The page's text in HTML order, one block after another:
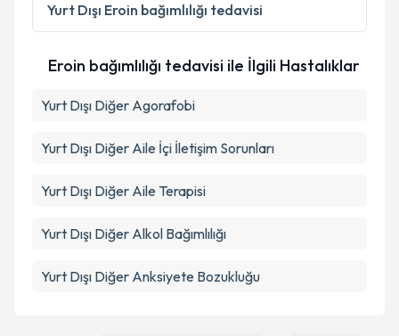
Yurt Dışı Eroin bağımlılığı tedavisi
Eroin bağımlılığı tedavisi ile İlgili Hastalıklar
Yurt Dışı Diğer Agorafobi
Yurt Dışı Diğer Aile İçi İletişim Sorunları
Yurt Dışı Diğer Aile Terapisi
Yurt Dışı Diğer Alkol Bağımlılığı
Yurt Dışı Diğer Anksiyete Bozukluğu